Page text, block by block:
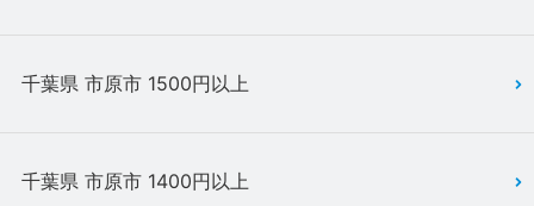
千葉県 市原市 1500円以上
千葉県 市原市 1400円以上